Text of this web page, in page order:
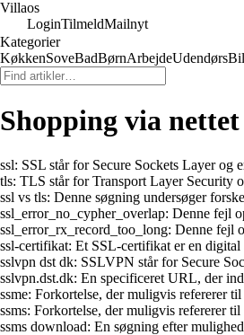
Villaos
LoginTilmeldMailnyt
Kategorier
KøkkenSoveBadBørnArbejdeUdendørsBil
Shopping via
ssl: SSL står for Secure Sockets Layer og
tls: TLS står for Transport Layer Security
ssl vs tls: Denne søgning undersøger
ssl_error_no_cypher_overlap: Denne fejl
ssl_error_rx_record_too_long: Denne fejl
ssl-certifikat: Et SSL-certifikat er en digital
sslvpn dst dk: SSLVPN står for Secure
sslvpn.dst.dk: En specificeret URL, der
ssme: Forkortelse, der muligvis refererer
ssms: Forkortelse, der muligvis refererer
ssms download: En søgning efter